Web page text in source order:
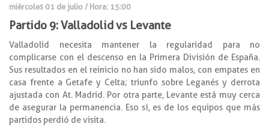
miércoles 01 de julio / Hora: 15:00
Partido 9: Valladolid vs Levante
Valladolid necesita mantener la regularidad para no
complicarse con el descenso en la Primera División de España.
Sus resultados en el reinicio no han sido malos, con empates en
casa frente a Getafe y Celta; triunfo sobre Leganés y derrota
ajustada con At. Madrid. Por otra parte, Levante está muy cerca
de asegurar la permanencia. Eso sí, es de los equipos que más
partidos perdió de visita.